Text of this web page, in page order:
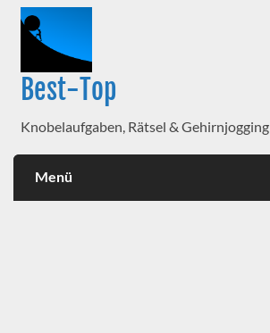
Best-Top
Knobelaufgaben, Rätsel & Gehirnjogging
Menü